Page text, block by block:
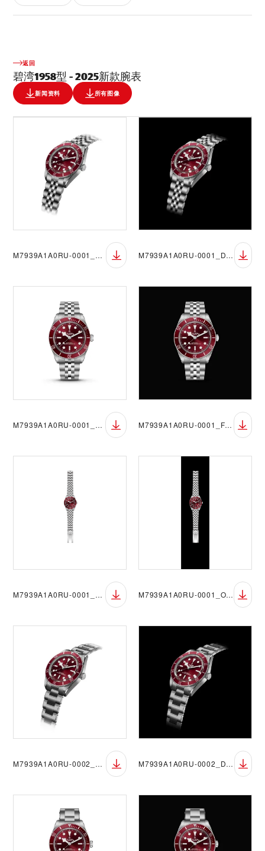
返回
碧湾1958型 - 2025新款腕表
新闻资料 所有图像
M7939A1A0RU-0001_DET_RGB M7939A1A0RU-0001_DET_RGB_Black
M7939A1A0RU-0001_FF_RGB M7939A1A0RU-0001_FF_RGB_Black
M7939A1A0RU-0001_OF_RGB M7939A1A0RU-0001_OF_RGB_Black
M7939A1A0RU-0002_DET_RGB M7939A1A0RU-0002_DET_RGB_Black